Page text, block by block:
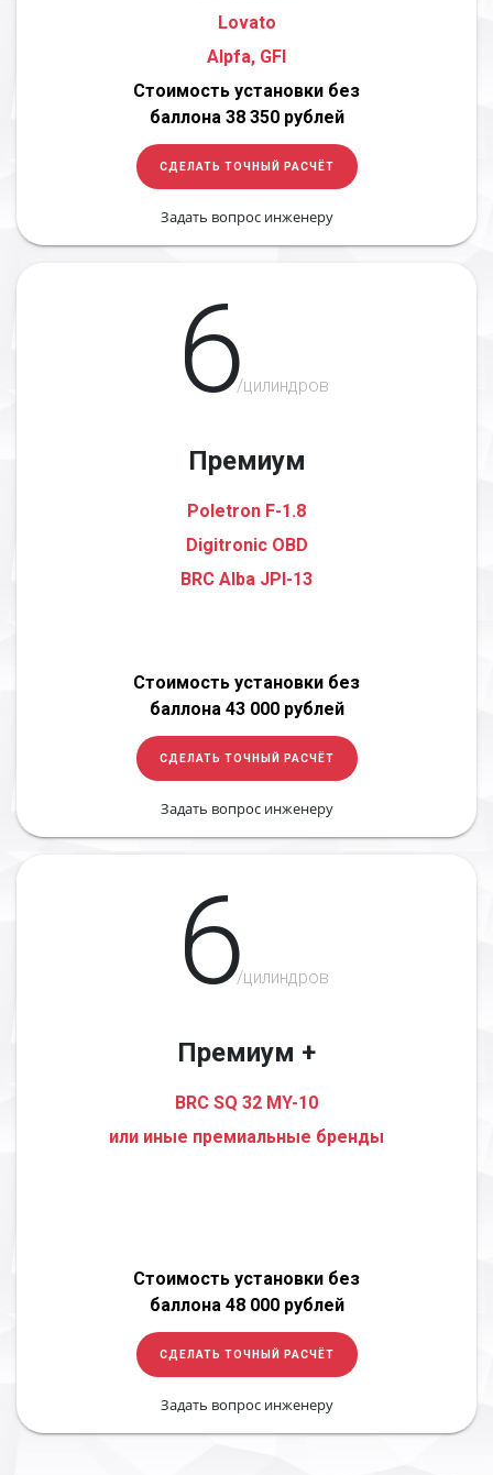
Lovato
Alpfa, GFI
Стоимость установки без
баллона 38 350 рублей
СДЕЛАТЬ ТОЧНЫЙ РАСЧЁТ
Задать вопрос инженеру
6/цилиндров
Премиум
Poletron F-1.8
Digitronic OBD
BRC Alba JPI-13
Стоимость установки без
баллона 43 000 рублей
СДЕЛАТЬ ТОЧНЫЙ РАСЧЁТ
Задать вопрос инженеру
6/цилиндров
Премиум +
BRC SQ 32 MY-10
или иные премиальные бренды
Стоимость установки без
баллона 48 000 рублей
СДЕЛАТЬ ТОЧНЫЙ РАСЧЁТ
Задать вопрос инженеру